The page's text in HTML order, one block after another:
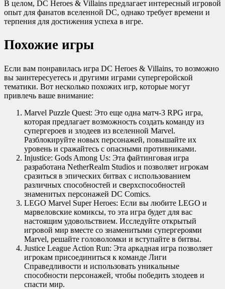
В целом, DC Heroes & Villains предлагает интересный игровой
опыт для фанатов вселенной DC, однако требует времени и
терпения для достижения успеха в игре.
Похожие игры
Если вам понравилась игра DC Heroes & Villains, то возможно
вы заинтересуетесь и другими играми супергеройской
тематики. Вот несколько похожих игр, которые могут
привлечь ваше внимание:
Marvel Puzzle Quest: Это еще одна матч-3 RPG игра,
которая предлагает возможность создать команду из
супергероев и злодеев из вселенной Marvel.
Разблокируйте новых персонажей, повышайте их
уровень и сражайтесь с опасными противниками.
Injustice: Gods Among Us: Эта файтинговая игра
разработана NetherRealm Studios и позволяет игрокам
сразиться в эпических битвах с использованием
различных способностей и сверхспособностей
знаменитых персонажей DC Comics.
LEGO Marvel Super Heroes: Если вы любите LEGO и
марвеловские комиксы, то эта игра будет для вас
настоящим удовольствием. Исследуйте открытый
игровой мир вместе со знаменитыми супергероями
Marvel, решайте головоломки и вступайте в битвы.
Justice League Action Run: Эта аркадная игра позволяет
игрокам присоединиться к команде Лиги
Справедливости и использовать уникальные
способности персонажей, чтобы победить злодеев и
спасти мир.